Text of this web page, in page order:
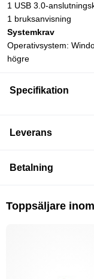
1 USB 3.0-
1 bruksanvisning
Systemkrav
Operativsystem:
högre
Specifikation
Leverans
Betalning
Toppsäljare